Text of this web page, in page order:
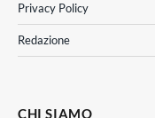
Privacy Policy
Redazione
CHI SIAMO